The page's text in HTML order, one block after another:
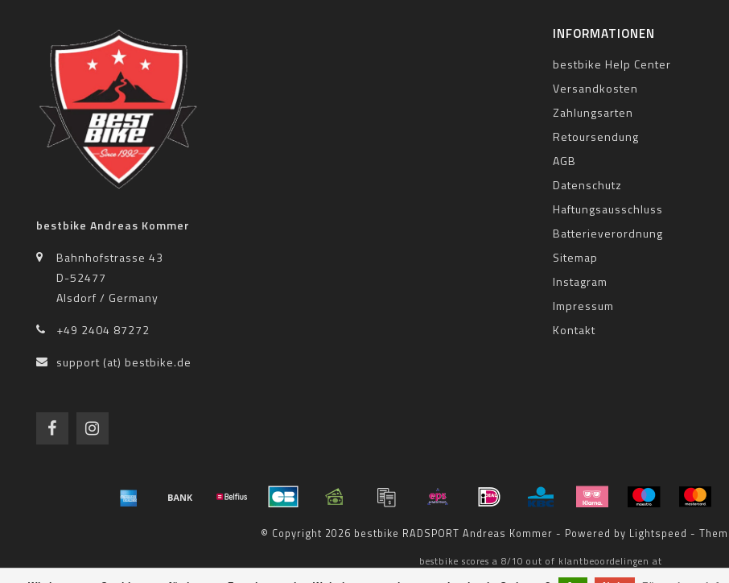
bestbike Andreas Kommer
Bahnhofstrasse 43
D-52477
Alsdorf / Germany
+49 2404 87272
support (at) bestbike.de
INFORMATIONEN
bestbike Help Center
Versandkosten
Zahlungsarten
Retoursendung
AGB
Datenschutz
Haftungsausschluss
Batterieverordnung
Sitemap
Instagram
Impressum
Kontakt
© Copyright 2026 bestbike RADSPORT Andreas Kommer - Powered by Lightspeed -
bestbike scores a 8/10 out of klantbeoordelingen at